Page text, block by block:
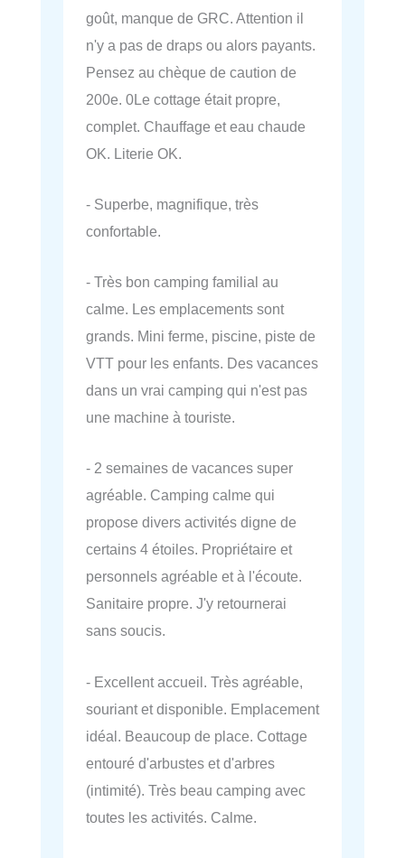
goût, manque de GRC. Attention il
n'y a pas de draps ou alors payants.
Pensez au chèque de caution de
200e. 0Le cottage était propre,
complet. Chauffage et eau chaude
OK. Literie OK.
- Superbe, magnifique, très
confortable.
- Très bon camping familial au
calme. Les emplacements sont
grands. Mini ferme, piscine, piste de
VTT pour les enfants. Des vacances
dans un vrai camping qui n'est pas
une machine à touriste.
- 2 semaines de vacances super
agréable. Camping calme qui
propose divers activités digne de
certains 4 étoiles. Propriétaire et
personnels agréable et à l'écoute.
Sanitaire propre. J'y retournerai
sans soucis.
- Excellent accueil. Très agréable,
souriant et disponible. Emplacement
idéal. Beaucoup de place. Cottage
entouré d'arbustes et d'arbres
(intimité). Très beau camping avec
toutes les activités. Calme.